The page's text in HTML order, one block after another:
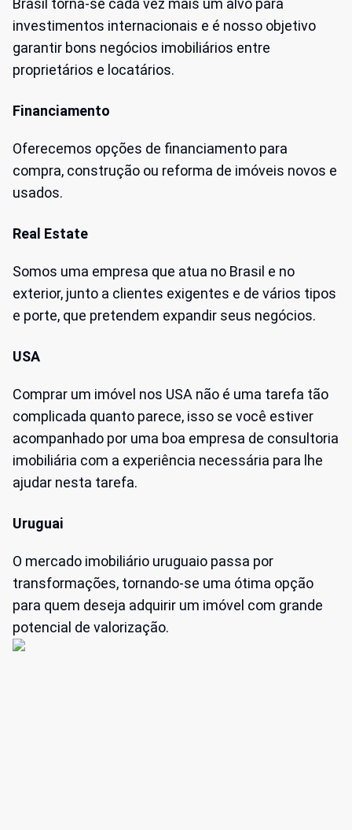
Brasil torna-se cada vez mais um alvo para
investimentos internacionais e é nosso objetivo
garantir bons negócios imobiliários entre
proprietários e locatários.
Financiamento
Oferecemos opções de financiamento para
compra, construção ou reforma de imóveis novos e
usados.
Real Estate
Somos uma empresa que atua no Brasil e no
exterior, junto a clientes exigentes e de vários tipos
e porte, que pretendem expandir seus negócios.
USA
Comprar um imóvel nos USA não é uma tarefa tão
complicada quanto parece, isso se você estiver
acompanhado por uma boa empresa de consultoria
imobiliária com a experiência necessária para lhe
ajudar nesta tarefa.
Uruguai
O mercado imobiliário uruguaio passa por
transformações, tornando-se uma ótima opção
para quem deseja adquirir um imóvel com grande
potencial de valorização.